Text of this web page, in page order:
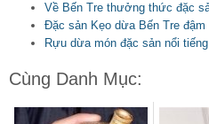
Về Bến Tre thưởng thức đặc
Đặc sản Kẹo dừa Bến Tre đậm
Rựu dừa món đặc sản nổi
Cùng Danh Mục: